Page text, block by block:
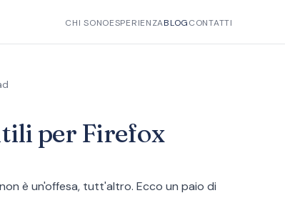
CHI SONOESPERIENZABLOGCONTATTI
per Firefox
è un'offesa, tutt'altro. Ecco un paio di